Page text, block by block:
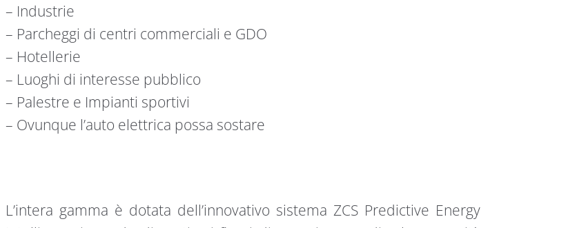
– Industrie
– Parcheggi di centri commerciali e GDO
– Hotellerie
– Luoghi di interesse pubblico
– Palestre e Impianti sportivi
– Ovunque l’auto elettrica possa sostare
L’intera gamma è dotata dell’innovativo sistema ZCS Predictive Energy